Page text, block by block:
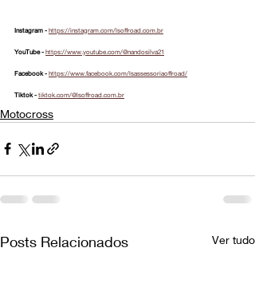
Instagram - https://instagram.com/lsoffroad.com.br
YouTube - https://www.youtube.com/@nandosilva21
Facebook - https://www.facebook.com/lsassessoriaoffroad/
Tiktok - tiktok.com/@lsoffroad.com.br
Motocross
Posts Relacionados Ver tudo